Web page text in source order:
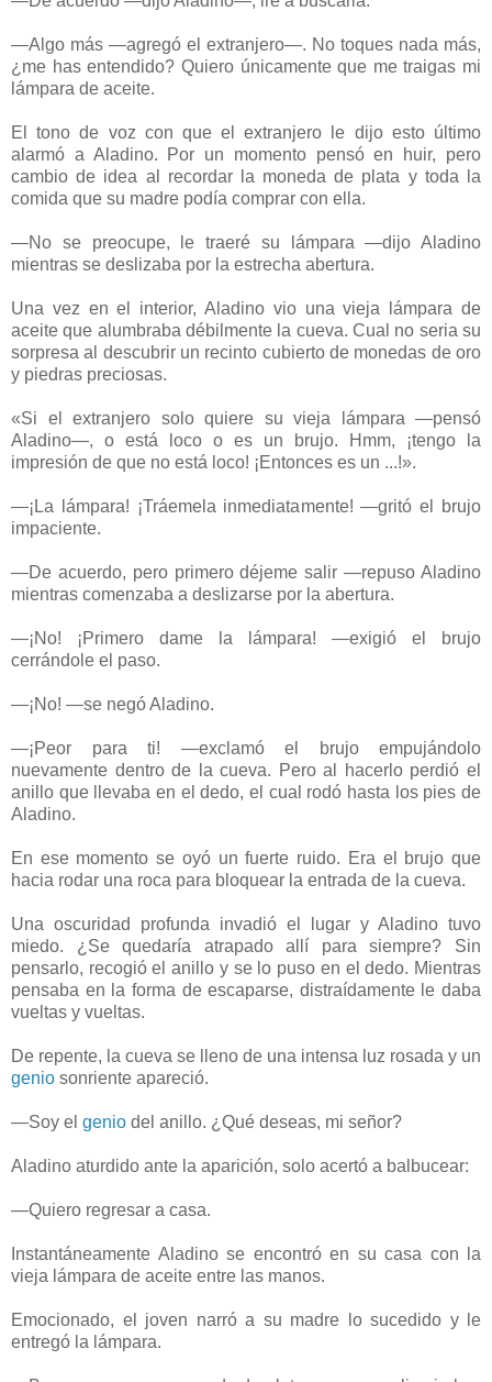
—Algo más —agregó el extranjero—. No toques nada más,
¿me has entendido? Quiero únicamente que me traigas mi
lámpara de aceite.
El tono de voz con que el extranjero le dijo esto último
alarmó a Aladino. Por un momento pensó en huir, pero
cambio de idea al recordar la moneda de plata y toda la
comida que su madre podía comprar con ella.
—No se preocupe, le traeré su lámpara —dijo Aladino
mientras se deslizaba por la estrecha abertura.
Una vez en el interior, Aladino vio una vieja lámpara de
aceite que alumbraba débilmente la cueva. Cual no seria su
sorpresa al descubrir un recinto cubierto de monedas de oro
y piedras preciosas.
«Si el extranjero solo quiere su vieja lámpara —pensó
Aladino—, o está loco o es un brujo. Hmm, ¡tengo la
impresión de que no está loco! ¡Entonces es un ...!».
—¡La lámpara! ¡Tráemela inmediatamente! —gritó el brujo
impaciente.
—De acuerdo, pero primero déjeme salir —repuso Aladino
mientras comenzaba a deslizarse por la abertura.
—¡No! ¡Primero dame la lámpara! —exigió el brujo
cerrándole el paso.
—¡No! —se negó Aladino.
—¡Peor para ti! —exclamó el brujo empujándolo
nuevamente dentro de la cueva. Pero al hacerlo perdió el
anillo que llevaba en el dedo, el cual rodó hasta los pies de
Aladino.
En ese momento se oyó un fuerte ruido. Era el brujo que
hacia rodar una roca para bloquear la entrada de la cueva.
Una oscuridad profunda invadió el lugar y Aladino tuvo
miedo. ¿Se quedaría atrapado allí para siempre? Sin
pensarlo, recogió el anillo y se lo puso en el dedo. Mientras
pensaba en la forma de escaparse, distraídamente le daba
vueltas y vueltas.
De repente, la cueva se lleno de una intensa luz rosada y un
genio sonriente apareció.
—Soy el genio del anillo. ¿Qué deseas, mi señor?
Aladino aturdido ante la aparición, solo acertó a balbucear:
—Quiero regresar a casa.
Instantáneamente Aladino se encontró en su casa con la
vieja lámpara de aceite entre las manos.
Emocionado, el joven narró a su madre lo sucedido y le
entregó la lámpara.